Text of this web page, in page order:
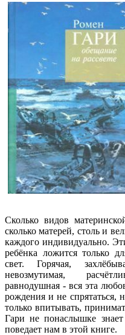
Сколько видов
сколько матерей, столь и
каждого индивидуально.
ребёнка ложится только
свет. Горячая,
невозмутимая,
равнодушная - вся эта
рождения и не спрятаться,
только впитывать,
Гари не понаслышке
поведает нам в этой книге.